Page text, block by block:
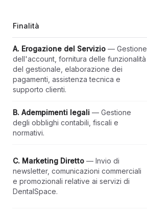
Finalità
A. Erogazione del Servizio — Gestione
dell'account, fornitura delle funzionalità
del gestionale, elaborazione dei
pagamenti, assistenza tecnica e
supporto clienti.
B. Adempimenti legali — Gestione
degli obblighi contabili, fiscali e
normativi.
C. Marketing Diretto — Invio di
newsletter, comunicazioni commerciali
e promozionali relative ai servizi di
DentalSpace.